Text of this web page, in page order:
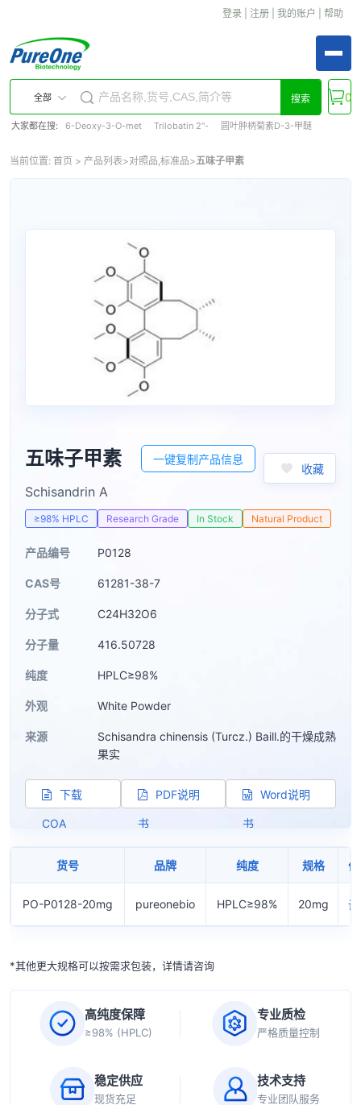
登录 注册 我的账户 帮助
全部 搜索
大家都在搜: 6-Deoxy-3-O-met Trilobatin 2''- 圆叶肿柄菊素D-3-甲醚
0
当前位置: 首页 > 产品列表>对照品,标准品>五味子甲素
五味子甲素 一键复制产品信息
收藏
Schisandrin A
≥98% HPLC Research Grade In Stock Natural Product
产品编号 P0128
CAS号 61281-38-7
分子式 C24H32O6
分子量 416.50728
纯度 HPLC≥98%
外观 White Powder
来源
Schisandra chinensis (Turcz.) Baill.的干燥成熟
果实
下载
COA
PDF说明
书
Word说明
书
货号 品牌 纯度 规格
PO-P0128-20mg pureonebio HPLC≥98% 20mg
*其他更大规格可以按需求包装，详情请咨询
高纯度保障
≥98% (HPLC)
专业质检
严格质量控制
稳定供应
现货充足
技术支持
专业团队服务